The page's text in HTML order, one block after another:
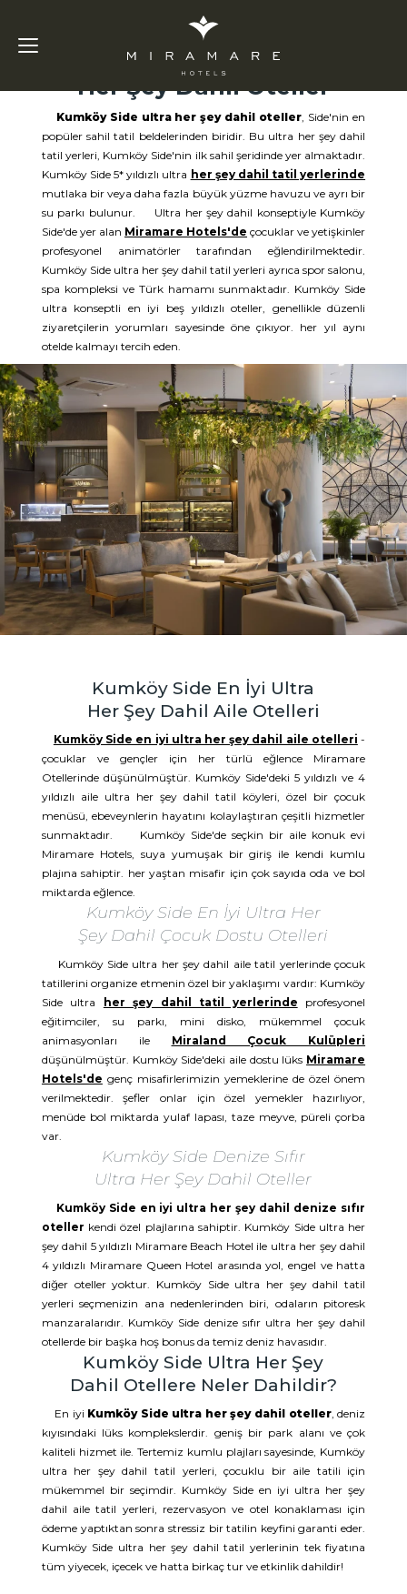
Kumköy Side Ultra
Her Şey Dahil Oteller
Kumköy Side ultra her şey dahil oteller, Side'nin en
popüler sahil tatil beldelerinden biridir. Bu ultra her şey dahil
tatil yerleri, Kumköy Side'nin ilk sahil şeridinde yer almaktadır.
Kumköy Side 5* yıldızlı ultra her şey dahil tatil yerlerinde
mutlaka bir veya daha fazla büyük yüzme havuzu ve ayrı bir
su parkı bulunur. Ultra her şey dahil konseptiyle Kumköy
Side'de yer alan Miramare Hotels'de çocuklar ve yetişkinler
profesyonel animatörler tarafından eğlendirilmektedir.
Kumköy Side ultra her şey dahil tatil yerleri ayrıca spor salonu,
spa kompleksi ve Türk hamamı sunmaktadır. Kumköy Side
ultra konseptli en iyi beş yıldızlı oteller, genellikle düzenli
ziyaretçilerin yorumları sayesinde öne çıkıyor. her yıl aynı
otelde kalmayı tercih eden.
Kumköy Side En İyi Ultra
Her Şey Dahil Aile Otelleri
Kumköy Side en iyi ultra her şey dahil aile otelleri -
çocuklar ve gençler için her türlü eğlence Miramare
Otellerinde düşünülmüştür. Kumköy Side'deki 5 yıldızlı ve 4
yıldızlı aile ultra her şey dahil tatil köyleri, özel bir çocuk
menüsü, ebeveynlerin hayatını kolaylaştıran çeşitli hizmetler
sunmaktadır. Kumköy Side'de seçkin bir aile konuk evi
Miramare Hotels, suya yumuşak bir giriş ile kendi kumlu
plajına sahiptir. her yaştan misafir için çok sayıda oda ve bol
miktarda eğlence.
Kumköy Side En İyi Ultra Her
Şey Dahil Çocuk Dostu Otelleri
Kumköy Side ultra her şey dahil aile tatil yerlerinde çocuk
tatillerini organize etmenin özel bir yaklaşımı vardır: Kumköy
Side ultra
her şey dahil tatil yerlerinde profesyonel
eğitimciler, su parkı, mini disko, mükemmel çocuk
animasyonları ile Miraland Çocuk Kulüpleri
düşünülmüştür. Kumköy Side'deki aile dostu lüks Miramare
Hotels'de genç misafirlerimizin yemeklerine de özel önem
verilmektedir. şefler onlar için özel yemekler hazırlıyor,
menüde bol miktarda yulaf lapası, taze meyve, püreli çorba
var.
Kumköy Side Denize Sıfır
Ultra Her Şey Dahil Oteller
Kumköy Side en iyi ultra her şey dahil denize sıfır
oteller kendi özel plajlarına sahiptir. Kumköy Side ultra her
şey dahil 5 yıldızlı Miramare Beach Hotel ile ultra her şey dahil
4 yıldızlı Miramare Queen Hotel arasında yol, engel ve hatta
diğer oteller yoktur. Kumköy Side ultra her şey dahil tatil
yerleri seçmenizin ana nedenlerinden biri, odaların pitoresk
manzaralarıdır. Kumköy Side denize sıfır ultra her şey dahil
otellerde bir başka hoş bonus da temiz deniz havasıdır.
Kumköy Side Ultra Her Şey
Dahil Otellere Neler Dahildir?
En iyi Kumköy Side ultra her şey dahil oteller, deniz
kıyısındaki lüks komplekslerdir. geniş bir park alanı ve çok
kaliteli hizmet ile. Tertemiz kumlu plajları sayesinde, Kumköy
ultra her şey dahil tatil yerleri, çocuklu bir aile tatili için
mükemmel bir seçimdir. Kumköy Side en iyi ultra her şey
dahil aile tatil yerleri, rezervasyon ve otel konaklaması için
ödeme yaptıktan sonra stressiz bir tatilin keyfini garanti eder.
Kumköy Side ultra her şey dahil tatil yerlerinin tek fiyatına
tüm yiyecek, içecek ve hatta birkaç tur ve etkinlik dahildir!